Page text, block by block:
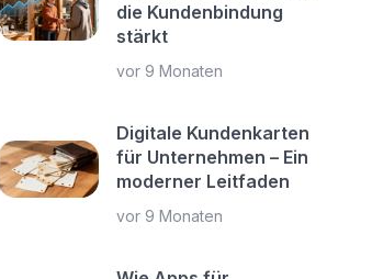
die Kundenbindung
stärkt
vor 9 Monaten
Digitale Kundenkarten
für Unternehmen – Ein
moderner Leitfaden
vor 9 Monaten